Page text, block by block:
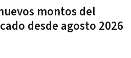
montos del
desde agosto 2026